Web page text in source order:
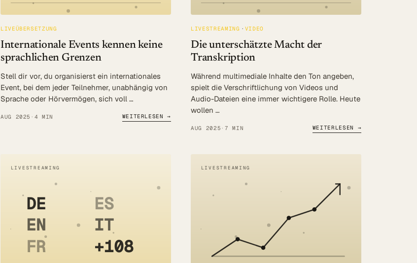
Log in
Beratung
LIVEÜBERSETZUNG
Internationale Events kennen keine
sprachlichen Grenzen
Stell dir vor, du organisierst ein internationales
Event, bei dem jeder Teilnehmer, unabhängig von
Sprache oder Hörvermögen, sich voll …
AUG 2025 · 4 MIN WEITERLESEN →
LIVESTREAMING VIDEO
Die unterschätzte Macht der
Transkription
Während multimediale Inhalte den Ton angeben,
spielt die Verschriftlichung von Videos und
Audio-Dateien eine immer wichtigere Rolle. Heute
wollen …
AUG 2025 ·7 MIN WEITERLESEN →
DE
EN
FR
ES
IT
+108
LIVESTREAMING LIVESTREAMING